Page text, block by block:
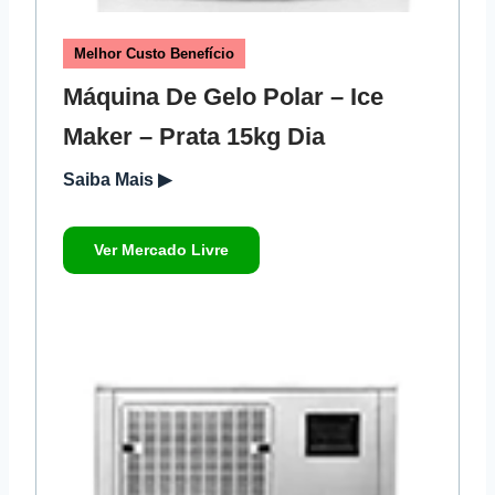
Melhor Custo Benefício
Máquina De Gelo Polar – Ice
Maker – Prata 15kg Dia
Saiba Mais ▶
Ver Mercado Livre